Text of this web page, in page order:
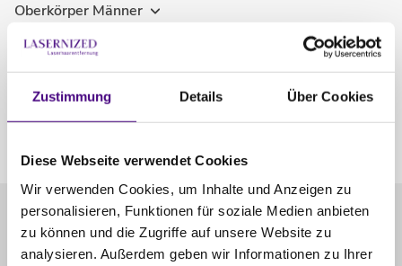
Zustimmung Details Über Cookies
Diese Webseite verwendet Cookies
Wir verwenden Cookies, um Inhalte und Anzeigen zu
personalisieren, Funktionen für soziale Medien anbieten
zu können und die Zugriffe auf unsere Website zu
analysieren. Außerdem geben wir Informationen zu Ihrer
Oberkörper Männer
Intimbereich Männer
Beine Männer
Komplett Pakete Männer
Bewertungen (120) alle anzeigen